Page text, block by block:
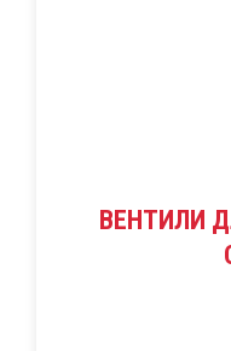
ВЕНТИЛИ